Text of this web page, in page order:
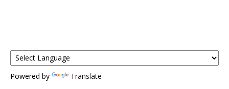
Powered by Translate